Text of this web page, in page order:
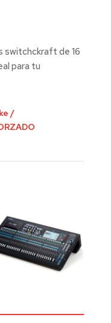
switchckraft de 16
para tu
/